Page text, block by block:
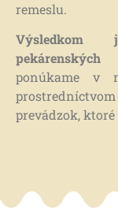
remeslu.
pekárenských
ponúkame v
prevádzok, ktoré